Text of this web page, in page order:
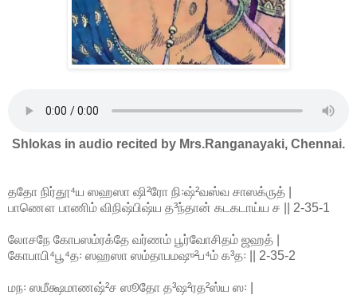
Shlokas in audio recited by Mrs.Ranganayaki, Chennai.
ததோ நிர்தூ⁴ய ஸஹஸா ஷி²ரோ நி꞉ஷ்²வஸ்வ சாஸக்ருத் |
பாணௌ பாணிம் விநிஷ்பிஷ்ய த³ந்தான் கடகடாய்ய ச || 2-35-1
லோசநே கோபஸம்ரக்தே வர்ணம் பூர்வோசிதம் ஜஹத் |
கோபாபி⁴பூ⁴த꞉ ஸஹஸா ஸம்தாபமஷு²ப⁴ம் க³த꞉ || 2-35-2
மந꞉ ஸமீக்ஷமாணஷ்²ச ஸூதோ த³ஷ²ரத²ஸ்ய ஸ꞉ |